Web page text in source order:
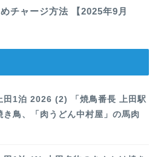
チャージ方法 【2025年9月
田1泊 2026 (2) 「焼鳥番長 上田駅
鳥、「肉うどん中村屋」の馬肉